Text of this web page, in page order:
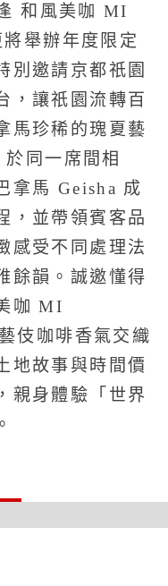
和風美咖 MI
舉辦年度限定
別邀請京都祇園
，讓祇園流轉百
馬珍稀的瑰夏藝
同一席間相
拿馬 Geisha 成
，並帶領賓客品
感受不同處理法
餘韻。誠邀懂得
咖 MI
伎咖啡香氣交織
地故事與時間價
親身體驗「世界